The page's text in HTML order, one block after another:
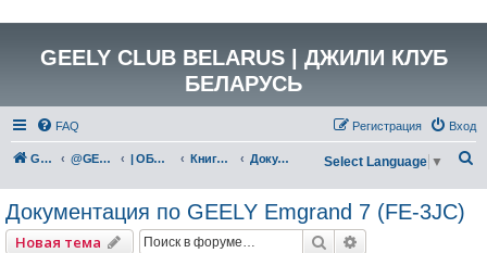
GEELY CLUB BELARUS | ДЖИЛИ КЛУБ
БЕЛАРУСЬ
FAQ Вход
Регистрация
GEELY Club Belarus @GEELYCLUBBY | ОБЩАЯ ТЕХНИЧЕСКАЯ ИНФОРМАЦИЯ Книги, инструкции, руководства, полезные материалы Документация по GEELY Emgrand 7 (FE-3JC) Select Language ▼
Документация по GEELY Emgrand 7 (FE-3JC)
Новая тема Поиск